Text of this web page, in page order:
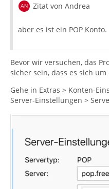
Zitat von Andrea
aber es ist ein POP Konto.
Bevor wir versuchen, das
sicher sein, dass es sich
Gehe in Extras > Konten-
Server-Einstellungen >